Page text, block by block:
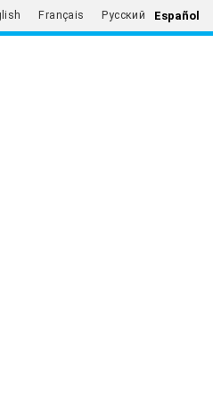
Français Русский Español